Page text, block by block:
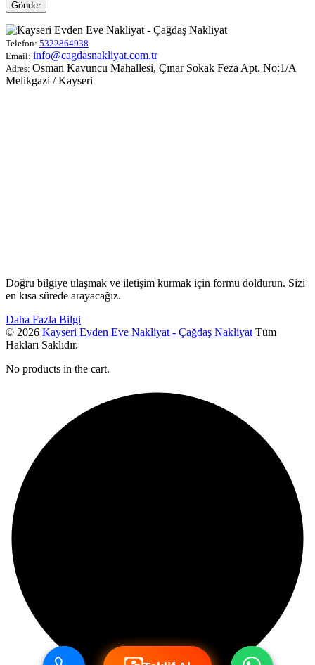
Gönder
Telefon: 5322864938
Email: info@cagdasnakliyat.com.tr
Adres: Osman Kavuncu Mahallesi, Çınar Sokak Feza Apt. No:1/A
Melikgazi / Kayseri
Doğru bilgiye ulaşmak ve iletişim kurmak için formu doldurun. Sizi
en kısa sürede arayacağız.
Daha Fazla Bilgi
© 2026 Kayseri Evden Eve Nakliyat - Çağdaş Nakliyat Tüm
Hakları Saklıdır.
No products in the cart.